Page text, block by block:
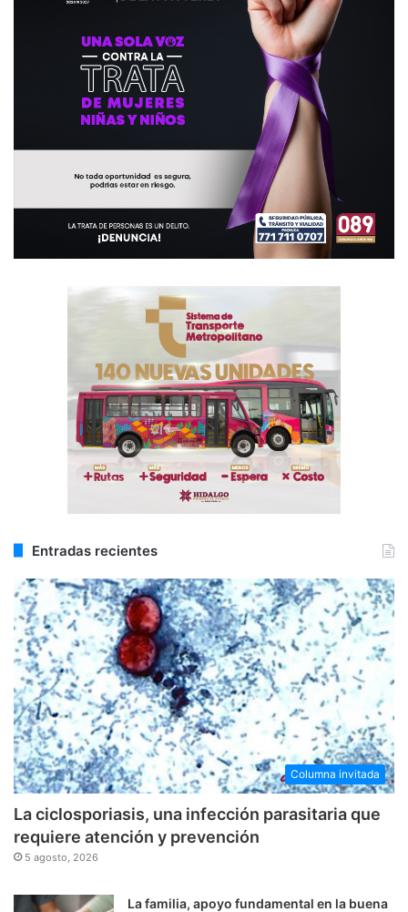
Entradas recientes
Columna invitada
La ciclosporiasis, una infección parasitaria que
requiere atención y prevención
5 agosto, 2026
La familia, apoyo fundamental en la buena